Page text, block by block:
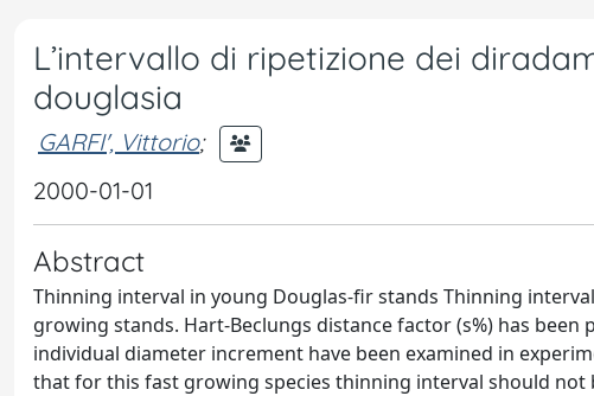
L’intervallo di ripetizione dei
douglasia
GARFI', Vittorio;
2000-01-01
Abstract
Thinning interval in young Douglas-fir stands Thinning
growing stands. Hart-Beclungs distance factor (s%) has
individual diameter increment have been examined in
that for this fast growing species thinning interval should not